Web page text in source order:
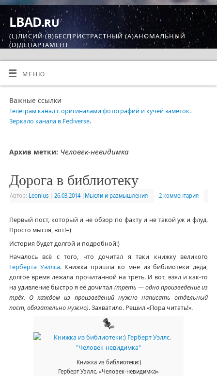
LBAD.ru
(L)ЛИСИЙ (B)БЕСПРИСТРАСТНЫЙ (A)АНОМАЛЬНЫЙ
(D)ДЕПАРТАМЕНТ
МЕНЮ
Важные ссылки
Телеграм канал с оригиналами фотографий и кучей заметок.
Зеркало канала в Fediverse.
Архив метки: Человек-невидимка
Дорога в библиотеку
Автор: Leonius 26.03.2014 Мысли и размышления 2 комментария
Первый пост, который и не обзор по факту и не такой уж и флуд.
Просто мысля, вот!=)
История будет долгой и подробной:)
Началось всё с того, что дочитал я таки книжку великого
Герберта Уэллса. Книжка пришла ко мне из библиотеки деда,
долгое время лежала прочитанной на треть. И вот, взял и как-то
на удивление быстро я её дочитал (треть — одно произведение из
трёх. О каждом из произведений нужно написать отдельный
пост, обязательно нужно). Захватило. Решил «Пора читать!».
Книжка из библиотеки:)
Герберт Уэллс. «Человек-невидимка»